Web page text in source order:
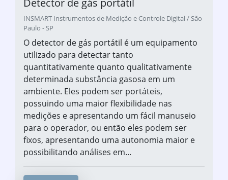
Detector de gás portátil
INSMART Instrumentos de Medição e Controle Digital / São
Paulo - SP
O detector de gás portátil é um equipamento
utilizado para detectar tanto
quantitativamente quanto qualitativamente
determinada substância gasosa em um
ambiente. Eles podem ser portáteis,
possuindo uma maior flexibilidade nas
medições e apresentando um fácil manuseio
para o operador, ou então eles podem ser
fixos, apresentando uma autonomia maior e
possibilitando análises em...